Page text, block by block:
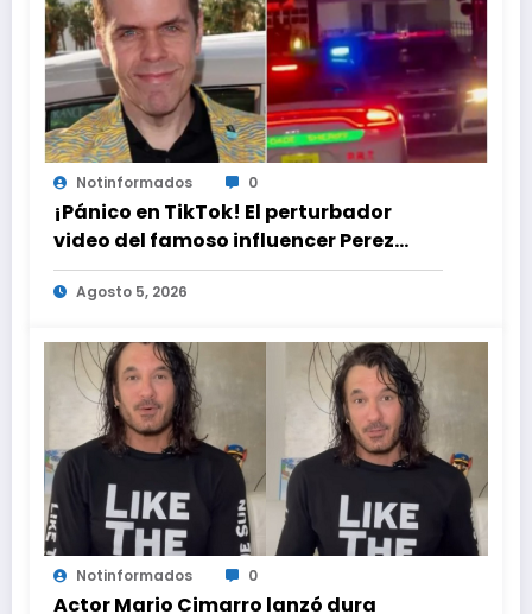
Notinformados 0
¡Pánico en TikTok! El perturbador
video del famoso influencer Perez
Hilton que obligó a sus fans a pedir
ayuda médica
Agosto 5, 2026
Notinformados 0
Actor Mario Cimarro lanzó dura